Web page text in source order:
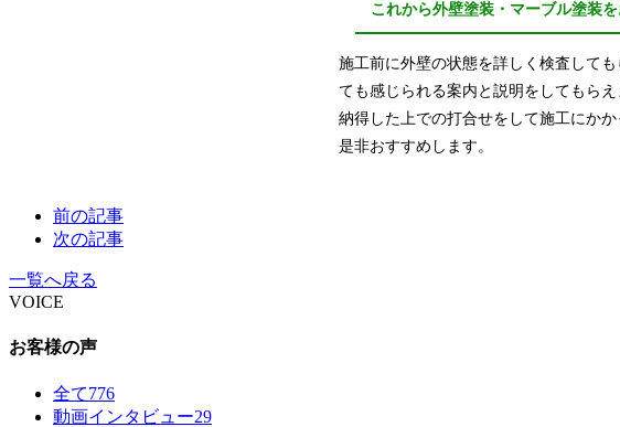
これから外壁塗装・マーブル塗装
施工前に外壁の状態を詳しく検査して
ても感じられる案内と説明をしてもら
納得した上での打合せをして施工にか
是非おすすめします。
前の記事
次の記事
一覧へ戻る
VOICE
お客様の声
全て776
動画インタビュー29